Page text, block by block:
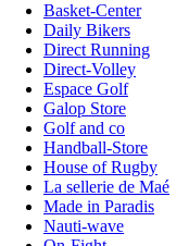
Basket-Center
Daily Bikers
Direct Running
Direct-Volley
Espace Golf
Galop Store
Golf and co
Handball-Store
House of Rugby
La sellerie de Maé
Made in Paradis
Nauti-wave